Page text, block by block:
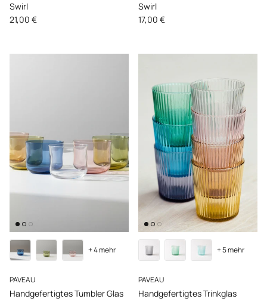
Swirl
Normaler Preis
21,00 €
Swirl
Normaler Preis
17,00 €
PAVEAU
Handgefertigtes Tumbler Glas
+ 4 mehr
PAVEAU
Handgefertigtes Trinkglas
+ 5 mehr